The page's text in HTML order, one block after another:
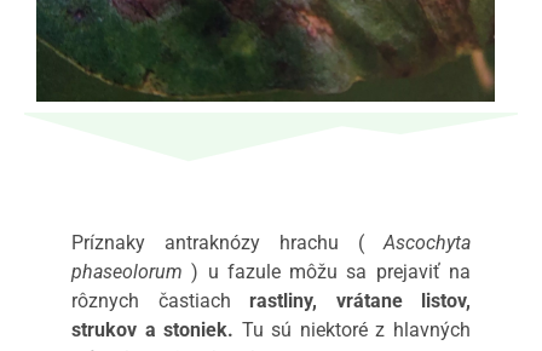
Príznaky antraknózy hrachu (Ascochyta
phaseolorum ) u fazule môžu sa prejaviť na
rôznych častiach rastliny, vrátane listov,
strukov a stoniek. Tu sú niektoré z hlavných